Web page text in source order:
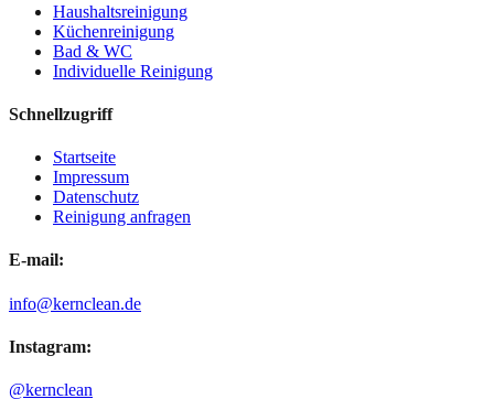
Haushaltsreinigung
Küchenreinigung
Bad & WC
Individuelle Reinigung
Schnellzugriff
Startseite
Impressum
Datenschutz
Reinigung anfragen
E-mail:
info@kernclean.de
Instagram:
@kernclean